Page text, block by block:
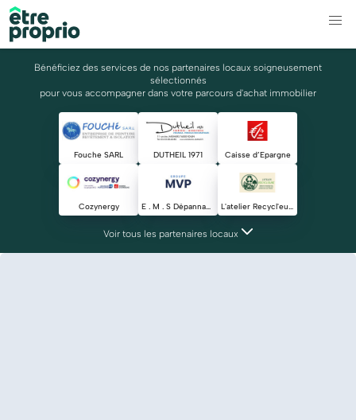
Bénéficiez des services de nos partenaires locaux soigneusement
sélectionnés
pour vous accompagner dans votre parcours d'achat immobilier
Fouche SARL DUTHEIL 1971 Caisse d’Epargne
Cozynergy E . M . S Dëpannage SAS L'atelier Recycl'eure
Voir tous les partenaires locaux